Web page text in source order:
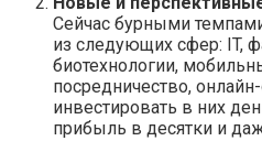
Сейчас бурными
из следующих сфер: IT,
биотехнологии,
посредничество,
инвестировать в них
прибыль в десятки и